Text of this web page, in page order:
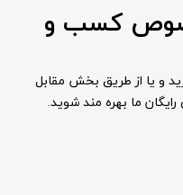
خصوص کسب و
و یا از طریق بخش مقابل
ما بهره مند شوید.